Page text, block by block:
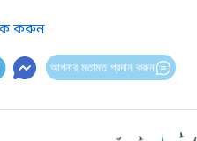
করুন
আপনার মতামত প্রদান করুন